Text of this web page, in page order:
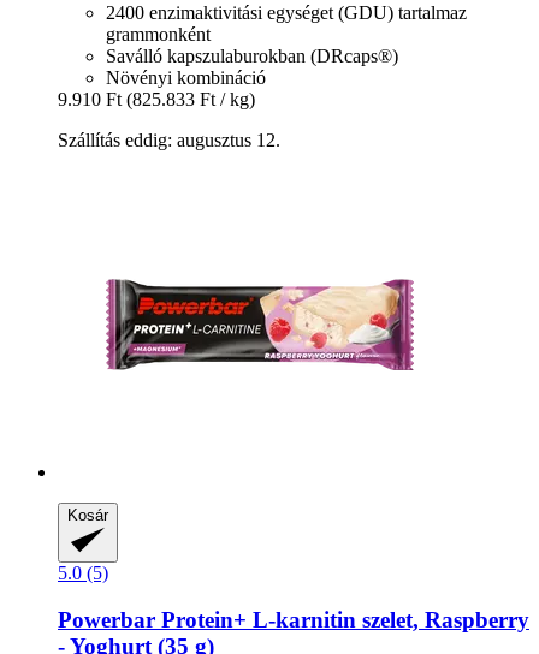
2400 enzimaktivitási egységet (GDU) tartalmaz
grammonként
Saválló kapszulaburokban (DRcaps®)
Növényi kombináció
9.910 Ft (825.833 Ft / kg)
Szállítás eddig: augusztus 12.
Kosár
5.0 (5)
Powerbar Protein+ L-​karnitin szelet, Raspberry
-​ Yoghurt (35 g)